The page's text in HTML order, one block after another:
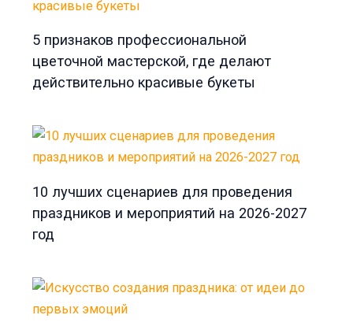
5 признаков профессиональной
цветочной мастерской, где делают
действительно красивые букеты
10 лучших сценариев для проведения
праздников и мероприятий на 2026-2027
год